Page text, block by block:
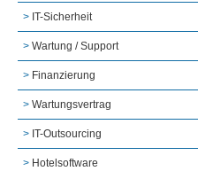
IT-Sicherheit
Wartung / Support
Finanzierung
Wartungsvertrag
IT-Outsourcing
Hotelsoftware